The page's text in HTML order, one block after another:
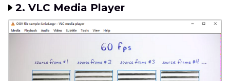
2. VLC Media Player